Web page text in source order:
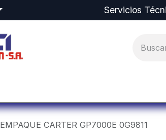
Servicios
EMPAQUE CARTER GP7000E 0G9811